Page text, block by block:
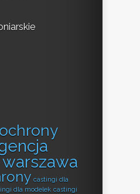
castingi dla
dla modelek castingi